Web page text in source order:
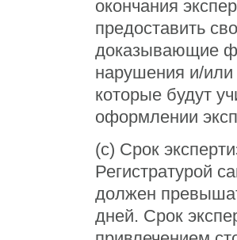
окончания
предоставить
доказывающие
нарушения и/или
которые будут
оформлении
(c) Срок
Регистратурой
должен
дней. Срок